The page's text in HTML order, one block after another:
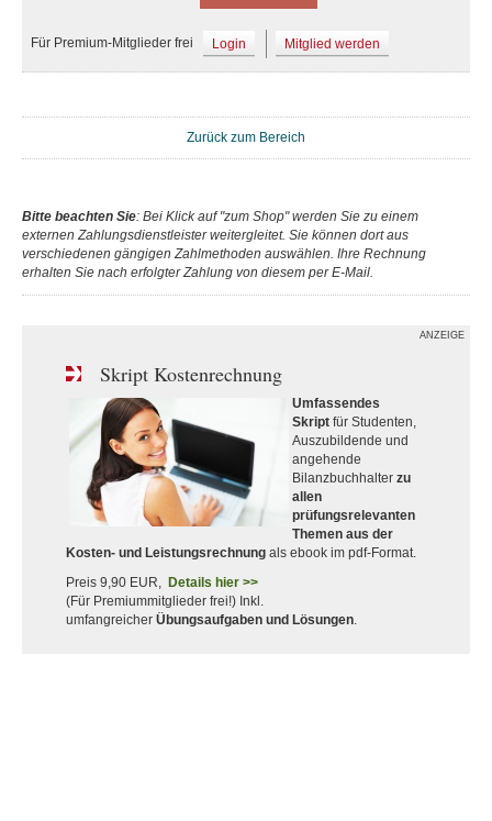
Für Premium-Mitglieder frei Login Mitglied werden
Zurück zum Bereich
Bitte beachten Sie: Bei Klick auf "zum Shop" werden Sie zu einem
externen Zahlungsdienstleister weitergleitet. Sie können dort aus
verschiedenen gängigen Zahlmethoden auswählen. Ihre Rechnung
erhalten Sie nach erfolgter Zahlung von diesem per E-Mail.
ANZEIGE
Skript Kostenrechnung
Umfassendes
Skript für Studenten,
Auszubildende und
angehende
Bilanzbuchhalter zu
allen
prüfungsrelevanten
Themen aus der
Kosten- und Leistungsrechnung als ebook im pdf-Format.
Preis 9,90 EUR, Details hier >>
(Für Premiummitglieder frei!) Inkl.
umfangreicher Übungsaufgaben und Lösungen.